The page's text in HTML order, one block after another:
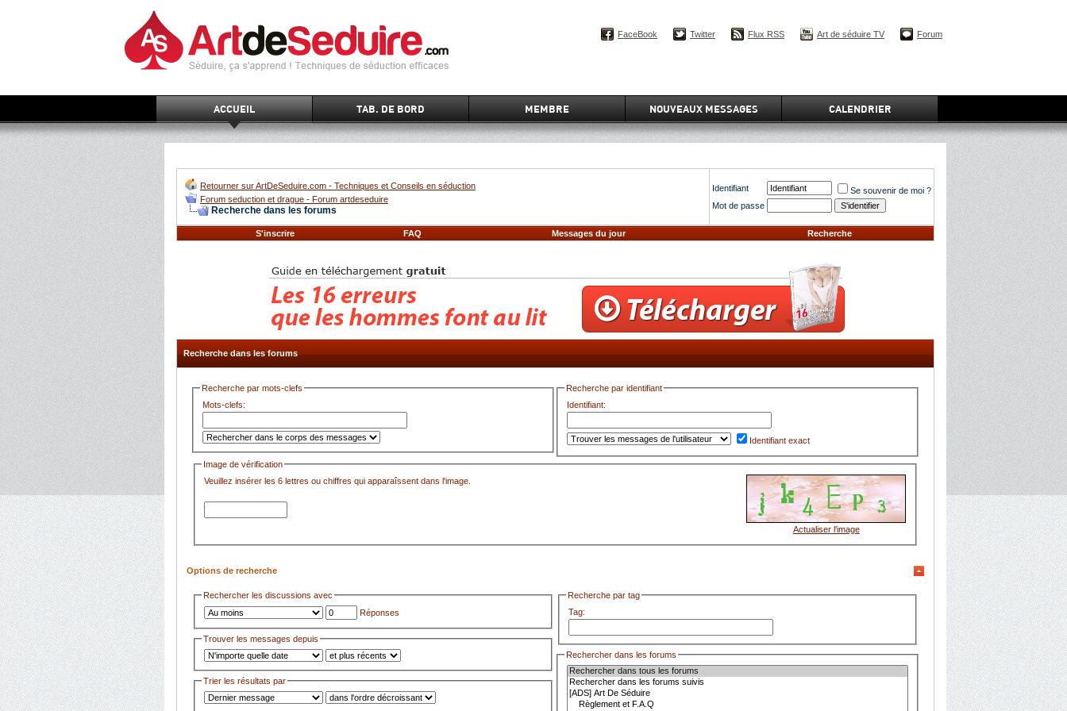
ACCUEIL TAB. DE BORD MEMBRE NOUVEAUX MESSAGES CALENDRIER
FaceBook Twitter Flux RSS Art de séduire TV Forum
Retourner sur ArtDeSeduire.com - Techniques et Conseils en séduction
Forum seduction et drague - Forum artdeseduire
Recherche dans les forums
Identifiant
Se souvenir de moi ?
Mot de passe
S'inscrire FAQ Messages du jour Recherche
Recherche dans les forums
Recherche par mots-clefs
Mots-clefs:
Recherche par identifiant
Identifiant:
Identifiant exact
Image de vérification
Veuillez insérer les 6 lettres ou chiffres qui apparaîssent dans l'image.
Actualiser l'image
Options de recherche
Rechercher les discussions avec
Réponses
Trouver les messages depuis
Trier les résultats par
Recherche par tag
Tag:
Rechercher dans les forums